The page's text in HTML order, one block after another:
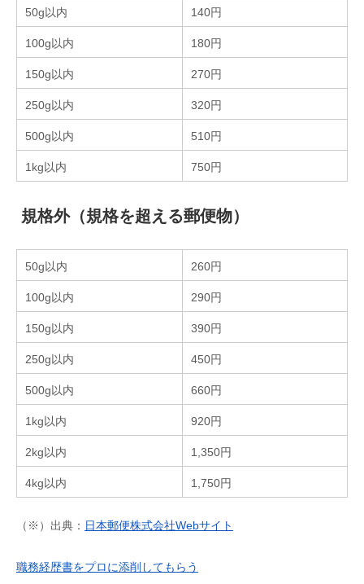
50g以内 140円
100g以内 180円
150g以内 270円
250g以内 320円
500g以内 510円
1kg以内 750円
規格外（規格を超える郵便物）
50g以内 260円
100g以内 290円
150g以内 390円
250g以内 450円
500g以内 660円
1kg以内 920円
2kg以内 1,350円
4kg以内 1,750円
（※）出典： 日本郵便株式会社Webサイト
職務経歴書をプロに添削してもらう